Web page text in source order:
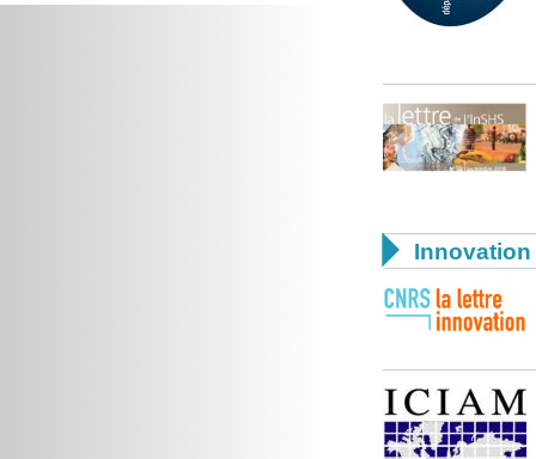
